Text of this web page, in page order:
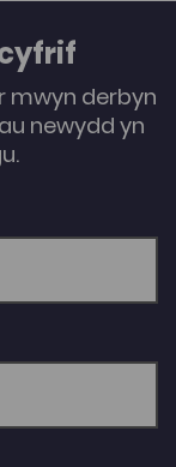
mwyn derbyn
newydd yn